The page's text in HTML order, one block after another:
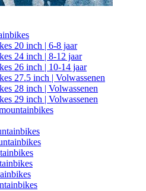
20 inch | 6-8 jaar
24 inch | 8-12 jaar
26 inch | 10-14 jaar
27.5 inch | Volwassenen
28 inch | Volwassenen
29 inch | Volwassenen